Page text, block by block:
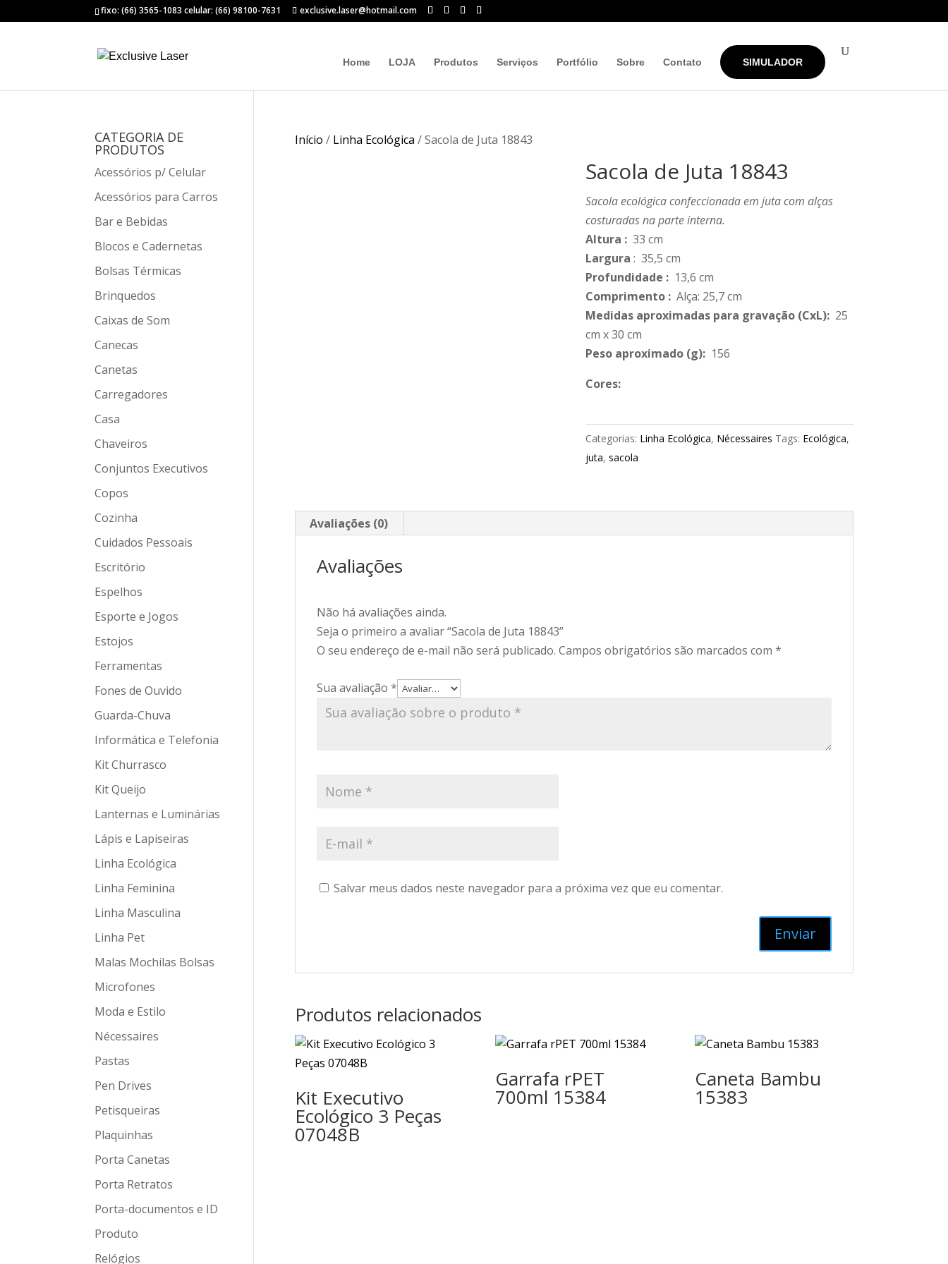
fixo: (66) 3565-1083 celular: (66) 98100-7631 exclusive.laser@hotmail.com
Home LOJA Produtos Serviços Portfólio Sobre Contato SIMULADOR
Início / Linha Ecológica / Sacola de Juta 18843
Sacola de Juta 18843
Sacola ecológica confeccionada em juta com alças
costuradas na parte interna.
Altura :33 cm
Largura : 35,5 cm
Profundidade :13,6 cm
Comprimento: Alça: 25,7 cm
Medidas aproximadas para gravação(CxL): 25
cm x 30 cm
Peso aproximado(g): 156
Cores:
Categorias: Linha Ecológica, Nécessaires Tags: Ecológica,
juta, sacola
Avaliações (0)
Avaliações
Não há avaliações ainda.
Seja o primeiro a avaliar “Sacola de Juta 18843”
O seu endereço de e-mail não será publicado. Campos obrigatórios são marcados com *
Sua avaliação *
Salvar meus dados neste navegador para a próxima vez que eu comentar.
Produtos relacionados
Kit Executivo
Ecológico 3 Peças
07048B
Garrafa rPET
700ml 15384
Caneta Bambu
15383
CATEGORIA DE
PRODUTOS
Acessórios p/ Celular
Acessórios para Carros
Bar e Bebidas
Blocos e Cadernetas
Bolsas Térmicas
Brinquedos
Caixas de Som
Canecas
Canetas
Carregadores
Casa
Chaveiros
Conjuntos Executivos
Copos
Cozinha
Cuidados Pessoais
Escritório
Espelhos
Esporte e Jogos
Estojos
Ferramentas
Fones de Ouvido
Guarda-Chuva
Informática e Telefonia
Kit Churrasco
Kit Queijo
Lanternas e Luminárias
Lápis e Lapiseiras
Linha Ecológica
Linha Feminina
Linha Masculina
Linha Pet
Malas Mochilas Bolsas
Microfones
Moda e Estilo
Nécessaires
Pastas
Pen Drives
Petisqueiras
Plaquinhas
Porta Canetas
Porta Retratos
Porta-documentos e ID
Produto
Relógios